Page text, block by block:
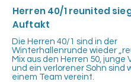
Herren 40/1 reunited
Auftakt
Die Herren 40/1 sind in der
Winterhallenrunde wieder
Mix aus den Herren 50, junge
und ein verlorener Sohn sind
einem Team vereint.